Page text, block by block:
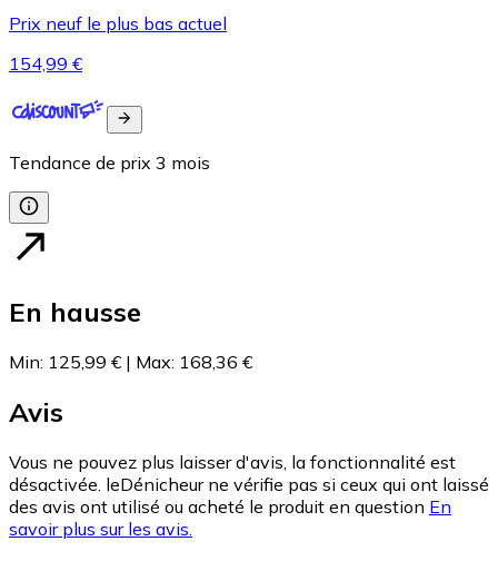
Prix neuf le plus bas actuel
154,99 €
Tendance de prix 3 mois
En hausse
Min: 125,99 € | Max: 168,36 €
Avis
Vous ne pouvez plus laisser d'avis, la fonctionnalité est
désactivée. leDénicheur ne vérifie pas si ceux qui ont laissé
des avis ont utilisé ou acheté le produit en question En
savoir plus sur les avis.